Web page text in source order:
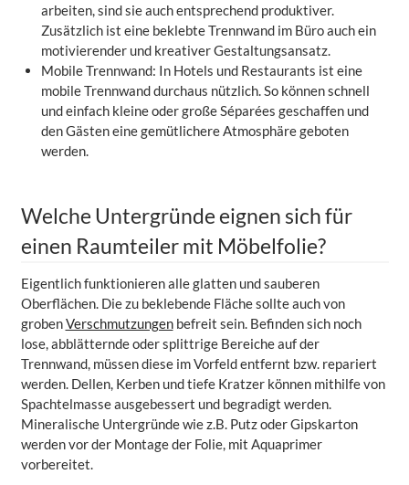
arbeiten, sind sie auch entsprechend produktiver.
Zusätzlich ist eine beklebte Trennwand im Büro auch ein
motivierender und kreativer Gestaltungsansatz.
Mobile Trennwand: In Hotels und Restaurants ist eine
mobile Trennwand durchaus nützlich. So können schnell
und einfach kleine oder große Séparées geschaffen und
den Gästen eine gemütlichere Atmosphäre geboten
werden.
Welche Untergründe eignen sich für
einen Raumteiler mit Möbelfolie?
Eigentlich funktionieren alle glatten und sauberen
Oberflächen. Die zu beklebende Fläche sollte auch von
grobenVerschmutzungenbefreit sein. Befinden sich noch
lose, abblätternde oder splittrige Bereiche auf der
Trennwand, müssen diese im Vorfeld entfernt bzw. repariert
werden. Dellen, Kerben und tiefe Kratzer können mithilfe von
Spachtelmasse ausgebessert und begradigt werden.
Mineralische Untergründe wie z.B. Putz oder Gipskarton
werden vor der Montage der Folie, mit Aquaprimer
vorbereitet.